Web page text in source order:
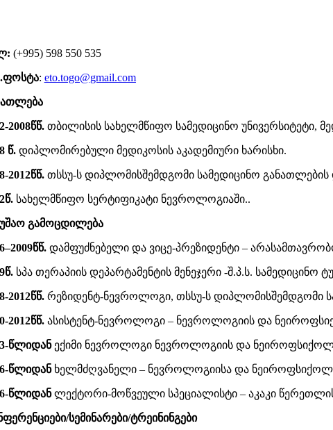
(+995) 598 550 535
: eto.togo@gmail.com
2008წწ.თბილისის სახელმწიფო სამედიცინო უნივერსიტეტი,
წ.დიპლომირებული მედიკოსის აკადემიური ხარისხი.
2012წწ. თსსუ-ს დიპლომისშემდგომი სამედიცინო განათლების
წ. სახელმწიფო სერტიფიკატი ნევროლოგიაში..
გამოცდილება
–2009წწ. დამფუძნებელი და ვიცე-პრეზიდენტი –
წ. სპა თერაპიის დეპარტამენტის მენეჯერი -შ.პ.ს. სამედიცინო
2012წწ.რეზიდენტ-ნევროლოგი, თსსუ-ს დიპლომისშემდგომი
2012წწ.ასისტენტ-ნევროლოგი – ნევროლოგიის და
წლიდან ექიმი ნევროლოგი ნევროლოგიის და
წლიდან ხელმძღვანელი – ნევროლოგიისა და
წლიდანლექტორი-მოწვეული სპეციალისტი – აკაკი
სემინარები/ტრეინინგები